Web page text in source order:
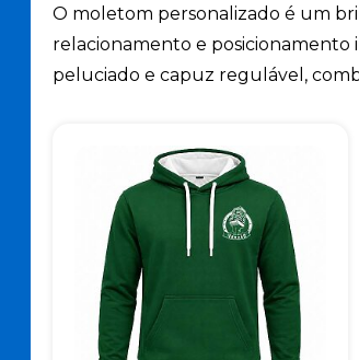
O moletom personalizado é um
relacionamento e posicionamento
peluciado e capuz regulável,